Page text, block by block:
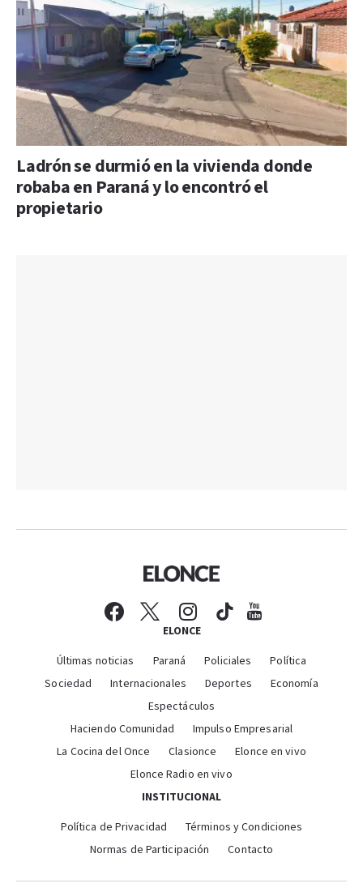
Ladrón se durmió en la vivienda donde
robaba en Paraná y lo encontró el
propietario
ELONCE
Últimas noticias Paraná Policiales
Política
Sociedad
Internacionales Deportes
Economía
Espectáculos
Haciendo Comunidad
Impulso Empresarial
La Cocina del Once
Clasionce
Elonce en vivo
Elonce Radio en vivo
INSTITUCIONAL
Política de Privacidad
Términos y Condiciones
Normas de Participación
Contacto